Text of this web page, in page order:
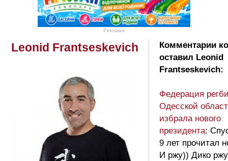
Реклама
Leonid Frantseskevich
Комментарии
оставил Leonid
Frantseskevich:
Федерация
Одесской
избрала нового
президента:
9 лет прочитал
И ржу)) Дико